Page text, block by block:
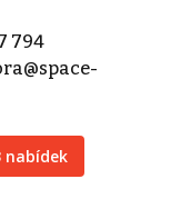
794
nabídek